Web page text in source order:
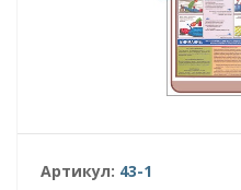
Артикул: 43-1